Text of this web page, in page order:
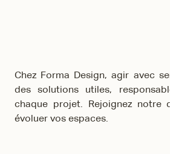
Chez Forma Design, agir avec
des solutions utiles,
chaque projet. Rejoignez notre
évoluer vos espaces.